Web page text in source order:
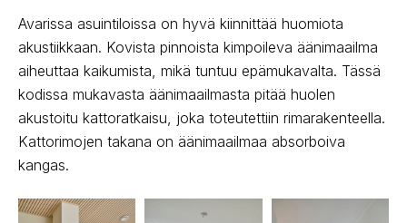
Avarissa asuintiloissa on hyvä kiinnittää huomiota
akustiikkaan. Kovista pinnoista kimpoileva äänimaailma
aiheuttaa kaikumista, mikä tuntuu epämukavalta. Tässä
kodissa mukavasta äänimaailmasta pitää huolen
akustoitu kattoratkaisu, joka toteutettiin rimarakenteella.
Kattorimojen takana on äänimaailmaa absorboiva
kangas.